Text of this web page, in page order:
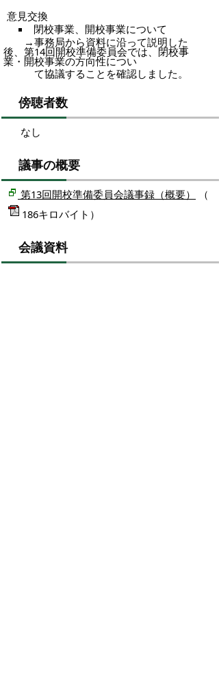
意見交換
閉校事業、開校事業について
→事務局から資料に沿って説明した
後、第14回開校準備委員会では、閉校事
業・開校事業の方向性につい
て協議することを確認しました。
傍聴者数
なし
議事の概要
第13回開校準備委員会議事録（概要）
（
186キロバイト）
会議資料